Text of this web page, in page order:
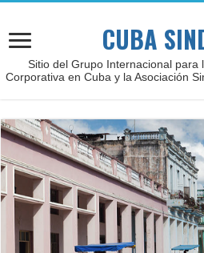
CUBA
Sitio del Grupo Internacional para
Corporativa en Cuba y la Asociación